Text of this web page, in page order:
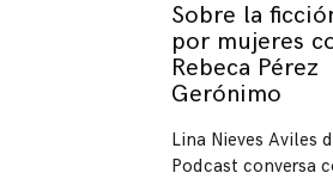
Sobre la
por mujeres
Rebeca Pérez
Gerónimo
Lina Nieves Aviles
Podcast conversa